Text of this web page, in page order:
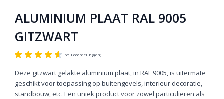
ALUMINIUM PLAAT RAL 9005
GITZWART
55 Beoordeling(en)
Deze gitzwart gelakte aluminium plaat, in RAL 9005, is uitermate
geschikt voor toepassing op buitengevels, interieur decoratie,
standbouw, etc. Een uniek product voor zowel particulieren als